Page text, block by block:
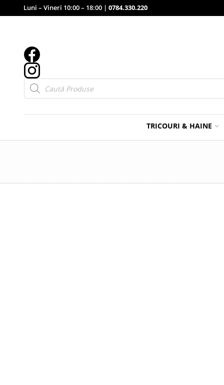
Luni – Vineri 10:00 – 18:00 | 0784.330.220
Products
search
TRICOURI & HAINE